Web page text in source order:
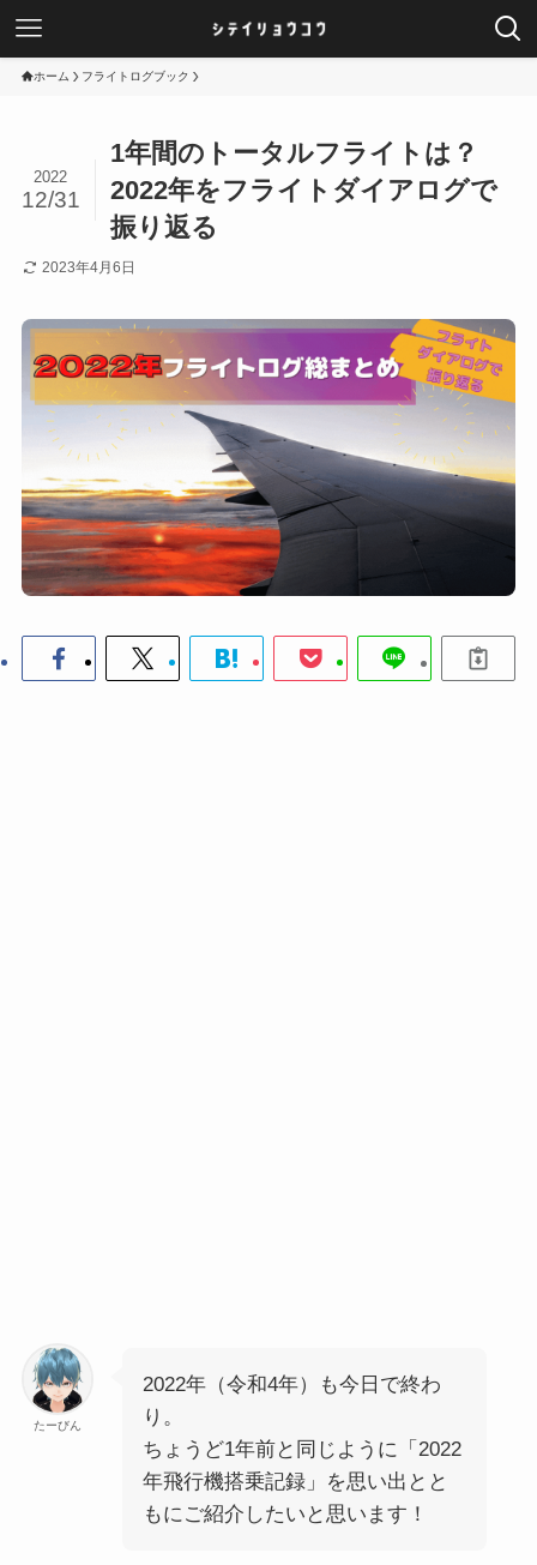
ホーム フライトログブック
1年間のトータルフライトは？
2022年をフライトダイアログで
振り返る
2022
12/31
2023年4月6日
たーびん
2022年（令和4年）も今日で終わ
り。
ちょうど1年前と同じように「2022
年飛行機搭乗記録」を思い出とと
もにご紹介したいと思います！